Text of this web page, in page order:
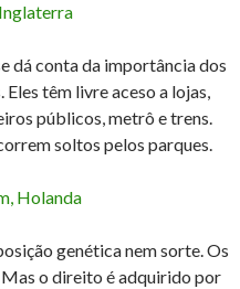
dá conta da importância dos
têm livre aceso a lojas,
públicos, metrô e trens.
soltos pelos parques.
genética nem sorte. Os
o direito é adquirido por